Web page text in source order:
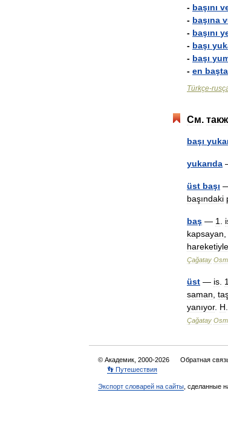
- başını
- başına
- başını
- başı
- başı
- en başta
Türkçe-
См.
başı
yukarıda
üst başı
başındaki
baş — 1
kapsayan
hareketiyle
Çağatay
üst — is 1
saman
yanıyor. H
Çağatay
© Академик, 2000-2026 Обратная
👣 Путешествия
Экспорт словарей на сайты , сделанные